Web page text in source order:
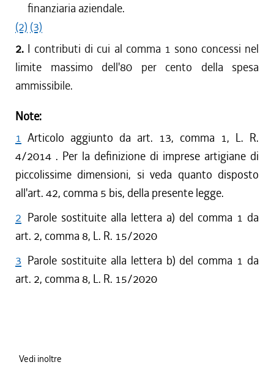
finanziaria aziendale.
(2) (3)
2. I contributi di cui al comma 1 sono concessi nel
limite massimo dell'80 per cento della spesa
ammissibile.
Note:
1 Articolo aggiunto da art. 13, comma 1, L. R.
4/2014 . Per la definizione di imprese artigiane di
piccolissime dimensioni, si veda quanto disposto
all'art. 42, comma 5 bis, della presente legge.
2 Parole sostituite alla lettera a) del comma 1 da
art. 2, comma 8, L. R. 15/2020
3 Parole sostituite alla lettera b) del comma 1 da
art. 2, comma 8, L. R. 15/2020
Vedi inoltre